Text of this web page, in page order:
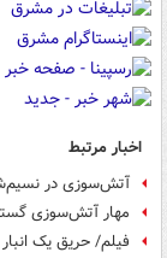
اخبار مرتبط
آتش‌سوزی در نسیم‌شهر بر اثر
مهار آتش‌سوزی
فیلم/ حریق یک